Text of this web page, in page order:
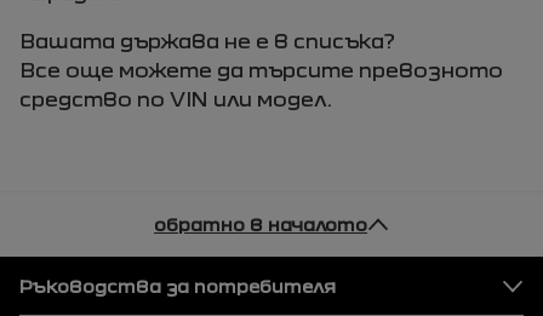
Вашата държава не е в списъка?
Все още можете да търсите превозното
средство по VIN или модел.
обратно в началото
Футер
Ръководства за потребителя